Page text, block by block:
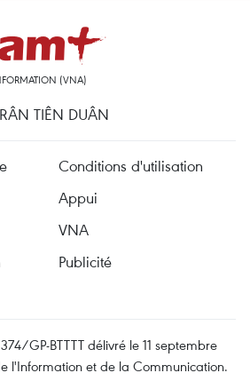
(VNA)
TIÊN DUÂN
Conditions d'utilisation
Appui
VNA
Publicité
GP-BTTTT délivré le 11 septembre
l'Information et de la Communication.